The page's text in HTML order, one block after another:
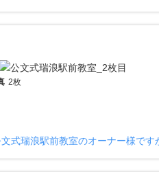
2枚
式瑞浪駅前教室のオーナー様です